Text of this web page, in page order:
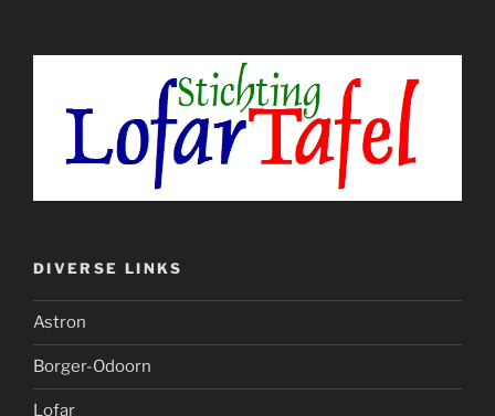
DIVERSE LINKS
Astron
Borger-Odoorn
Lofar